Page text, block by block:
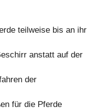
teilweise bis an ihr
anstatt auf der
der
für die Pferde